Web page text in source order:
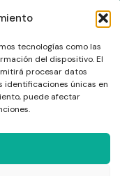
tecnologías como las
del dispositivo. El
procesar datos
identificaciones únicas en
puede afectar